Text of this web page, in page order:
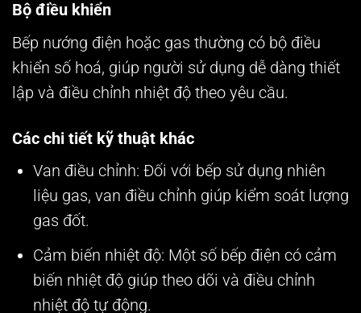
Bộ điều khiển
Bếp nướng điện hoặc gas thường có bộ điều
khiển số hoá, giúp người sử dụng dễ dàng thiết
lập và điều chỉnh nhiệt độ theo yêu cầu.
Các chi tiết kỹ thuật khác
Van điều chỉnh: Đối với bếp sử dụng nhiên
liệu gas, van điều chỉnh giúp kiểm soát lượng
gas đốt.
Cảm biến nhiệt độ: Một số bếp điện có cảm
biến nhiệt độ giúp theo dõi và điều chỉnh
nhiệt độ tự động.